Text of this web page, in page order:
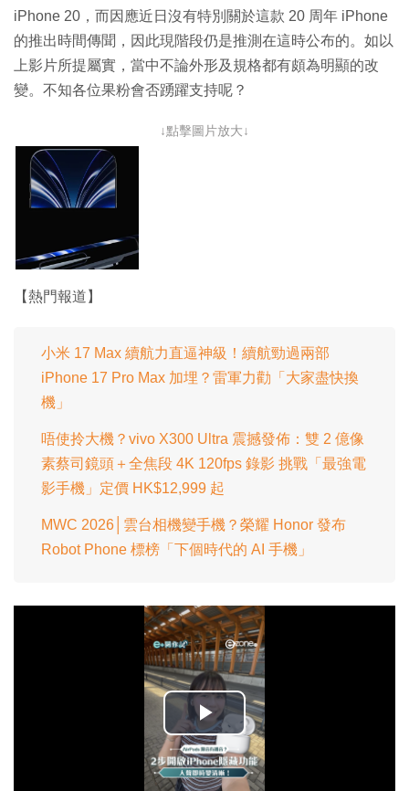
iPhone 20，而因應近日沒有特別關於這款 20 周年 iPhone
的推出時間傳聞，因此現階段仍是推測在這時公布的。如以
上影片所提屬實，當中不論外形及規格都有頗為明顯的改
變。不知各位果粉會否踴躍支持呢？
↓點擊圖片放大↓
【熱門報道】
小米 17 Max 續航力直逼神級！續航勁過兩部
iPhone 17 Pro Max 加埋？雷軍力勸「大家盡快換
機」
唔使拎大機？vivo X300 Ultra 震撼發佈：雙 2 億像
素蔡司鏡頭＋全焦段 4K 120fps 錄影 挑戰「最強電
影手機」定價 HK$12,999 起
MWC 2026│雲台相機變手機？榮耀 Honor 發布
Robot Phone 標榜「下個時代的 AI 手機」
播
放